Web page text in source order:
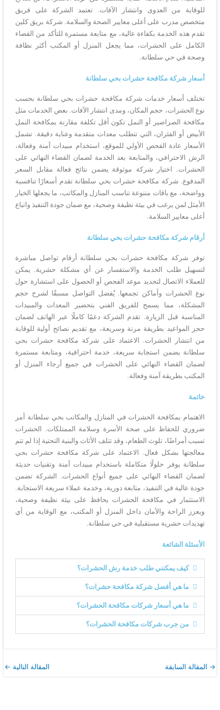
للوقاية من العدوى وانتشار الآفات. تعتمد الشركة على فريق
متخصص مدرب على أعلى معايير الصحة والسلامة. شركة بريق كلين
تقدم هذه الخدمة بكفاءة عالية، مع متابعة مستمرة للتأكد من القضاء
الكامل على الحشرات، مما يجعل المنزل أو المكتب أكثر نظافة
وصحة في حي سلطانة.
أسعار شركة مكافحة حشرات بحي سلطانة
تختلف أسعار خدمات شركة مكافحة حشرات بحي سلطانة بحسب
نوع الحشرات، حجم المكان، ومدى انتشار الآفات. بعض الخدمات مثل
مكافحة الصراصير أو النمل تكون أقل تكلفة مقارنة بمكافحة النمل
الأبيض أو الفئران، التي تتطلب معدات متقدمة وعناية دقيقة. تشمل
الأسعار عادة الفحص الأولي للموقع، استخدام مبيدات آمنة وفعالة،
الرش الاحترافي، والمتابعة بعد الخدمة لضمان القضاء النهائي على
الحشرات. اختيار شركة موثوقة يضمن نتائج فعالة مقابل السعر
المدفوع. شركة مكافحة حشرات بحي سلطانة تقدم أسعارًا تنافسية
وواضحة، مع باقات متنوعة تناسب المنازل والمكاتب، ما يجعلها الخيار
الأمثل لمن يرغب في بيئة نظيفة وصحية، مع ضمان جودة التنفيذ واتباع
أعلى معايير السلامة.
أرقام شركة مكافحة حشرات بحي سلطانة
توفر شركة مكافحة حشرات بحي سلطانة أرقام تواصل مباشرة
لتسهيل طلب الخدمة والاستفسار عن أي مشكلة حشرية. يمكن
للعملاء الاتصال لتحديد موعد الفحص أو الحصول على استشارة حول
نوع الحشرات وأماكن تجمعها. يُفضل التواصل مسبقًا لشرح حجم
المشكلة، مما يسمح للفريق الفني بتحضير المعدات والمبيدات
المناسبة قبل الزيارة. تقدم الشركة دعمًا كاملًا عبر الهاتف لضمان
حجز المواعيد بطريقة مرنة وسريعة، مع تقديم نصائح أولية للوقاية
من انتشار الحشرات. الاعتماد على شركة مكافحة حشرات بحي
سلطانة يضمن استجابة سريعة، خدمة احترافية، ومتابعة مستمرة
لضمان القضاء النهائي على الحشرات في جميع أرجاء المنزل أو
المكتب بطريقة آمنة وفعالة.
خاتمة
الاهتمام بمكافحة الحشرات في المنازل والمكاتب بحي سلطانة أمر
ضروري للحفاظ على صحة الأسرة وسلامة الممتلكات. الحشرات
تسبب أمراضًا، تلوث الطعام، وقد تتلف الأثاث والبنية التحتية إذا لم تتم
معالجتها بشكل فعال. الاعتماد على شركة مكافحة حشرات بحي
سلطانة يوفر حلولًا متكاملة باستخدام مبيدات آمنة وتقنيات حديثة
لضمان القضاء النهائي على جميع أنواع الحشرات. الشركة تضمن
جودة عالية في التنفيذ، متابعة دورية، وخدمة عملاء سريعة الاستجابة.
الاستثمار في مكافحة الحشرات يحافظ على بيئة نظيفة وصحية،
ويعزز الراحة والأمان داخل المنزل أو المكتب، مع الوقاية من أي
تهديدات حشرية مستقبلية في حي سلطانة.
الأسئلة الشائعة
كيف يمكنني طلب خدمة رش الحشرات؟
ما هي أفضل شركة مكافحة حشرات؟
ما هي أسعار شركات مكافحة الحشرات؟
من جرب شركات مكافحة الحشرات؟
→ المقالة السابقة المقالة التالية ←